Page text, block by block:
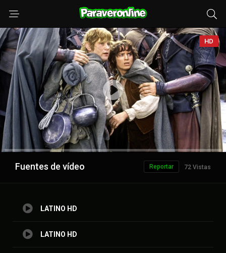
HD
Anuncio
Fuentes de vídeo 72 Vistas
Reportar
LATINO HD
LATINO HD